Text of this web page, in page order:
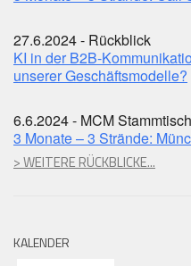
27.6.2024 - Rückblick
KI in der B2B-
unserer Geschäftsmodelle?
6.6.2024 - MCM Stammtisch
3 Monate – 3 Strände:
> WEITERE RÜCKBLICKE...
KALENDER